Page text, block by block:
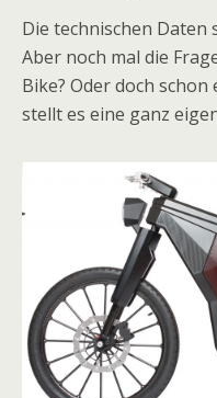
Die technischen Daten
Aber noch mal die
Bike? Oder doch
stellt es eine ganz